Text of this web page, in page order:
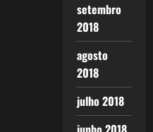
setembro
2018
agosto
2018
julho 2018